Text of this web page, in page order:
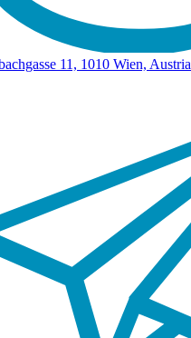
11, 1010 Wien, Austria